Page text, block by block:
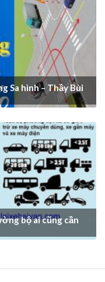
Sa hình – Thầy Bùi
bộ ai cũng cần